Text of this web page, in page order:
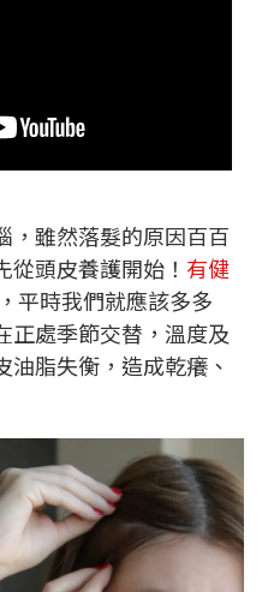
，雖然落髮的原因百百
頭皮養護開始！ 有健
，平時我們就應該多多
正處季節交替，溫度及
脂失衡，造成乾癢、